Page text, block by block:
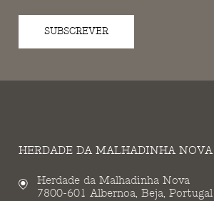
SUBSCREVER
HERDADE DA MALHADINHA NOVA
Herdade da Malhadinha Nova
7800-601 Albernoa, Beja, Portugal